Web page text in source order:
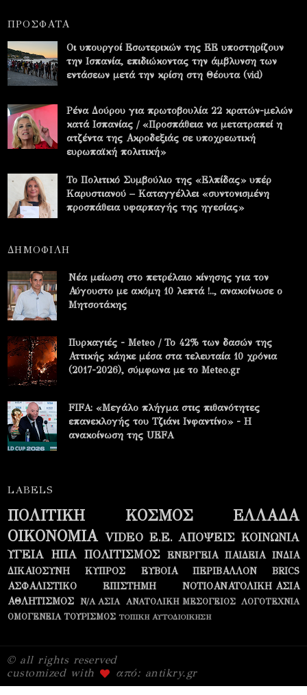
ΠΡΟΣΦΑΤΑ
Οι υπουργοί Εσωτερικών της ΕΕ υποστηρίζουν
την Ισπανία, επιδιώκοντας την άμβλυνση των
εντάσεων μετά την κρίση στη Θέουτα (vid)
Ρένα Δούρου για πρωτοβουλία 22 κρατών-μελών
κατά Ισπανίας / «Προσπάθεια να μετατραπεί η
ατζέντα της Ακροδεξιάς σε υποχρεωτική
ευρωπαϊκή πολιτική»
Το Πολιτικό Συμβούλιο της «Ελπίδας» υπέρ
Καρυστιανού – Καταγγέλλει «συντονισμένη
προσπάθεια υφαρπαγής της ηγεσίας»
ΔΗΜΟΦΙΛΗ
Νέα μείωση στο πετρέλαιο κίνησης για τον
Αύγουστο με ακόμη 10 λεπτά !.., ανακοίνωσε ο
Μητσοτάκης
Πυρκαγιές - Meteo / Το 42% των δασών της
Αττικής κάηκε μέσα στα τελευταία 10 χρόνια
(2017-2026), σύμφωνα με το Meteo.gr
FIFA: «Μεγάλο πλήγμα στις πιθανότητες
επανεκλογής του Τζιάνι Ινφαντίνο» - Η
ανακοίνωση της UEFA
LABELS
ΠΟΛΙΤΙΚΗ ΚΟΣΜΟΣ
ΕΛΛΑΔΑ
ΟΙΚΟΝΟΜΙΑ VIDEO Ε.Ε. ΑΠΟΨΕΙΣ ΚΟΙΝΩΝΙΑ
ΥΓΕΙΑ ΗΠΑ ΠΟΛΙΤΙΣΜΟΣ ΕΝΕΡΓΕΙΑ ΠΑΙΔΕΙΑ ΙΝΔΙΑ
ΔΙΚΑΙΟΣΥΝΗ
ΚΥΠΡΟΣ ΕΥΒΟΙΑ ΠΕΡΙΒΑΛΛΟΝ
BRICS
ΑΣΦΑΛΙΣΤΙΚΟ
ΕΠΙΣΤΗΜΗ
ΝΟΤΙΟΑΝΑΤΟΛΙΚΗ ΑΣΙΑ
ΑΘΛΗΤΙΣΜΟΣ
Ν/Α ΑΣΙΑ ΑΝΑΤΟΛΙΚΗ ΜΕΣΟΓΕΙΟΣ ΛΟΓΟΤΕΧΝΙΑ
ΟΜΟΓΕΝΕΙΑ ΤΟΥΡΙΣΜΟΣ ΤΟΠΙΚΗ ΑΥΤΟΔΙΟΙΚΗΣΗ
© all rights reserved
customized with
από: antikry.gr